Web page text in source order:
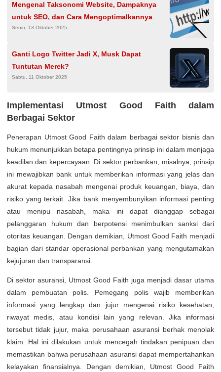
Mengenal Taksonomi Website, Dampaknya
untuk SEO, dan Cara Mengoptimalkannya
Senin, 13 Oktober 2025
Ganti Logo Twitter Jadi X, Musk Dapat
Tuntutan Merek?
Sabtu, 11 Oktober 2025
Implementasi Utmost Good Faith dalam
Berbagai Sektor
Penerapan Utmost Good Faith dalam berbagai sektor bisnis dan
hukum menunjukkan betapa pentingnya prinsip ini dalam menjaga
keadilan dan kepercayaan. Di sektor perbankan, misalnya, prinsip
ini mewajibkan bank untuk memberikan informasi yang jelas dan
akurat kepada nasabah mengenai produk keuangan, biaya, dan
risiko yang terkait. Jika bank menyembunyikan informasi penting
atau menipu nasabah, maka ini dapat dianggap sebagai
pelanggaran hukum dan berpotensi menimbulkan sanksi dari
otoritas keuangan. Dengan demikian, Utmost Good Faith menjadi
bagian dari standar operasional perbankan yang mengutamakan
kejujuran dan transparansi.
Di sektor asuransi, Utmost Good Faith juga menjadi dasar utama
dalam pembuatan polis. Pemegang polis wajib memberikan
informasi yang lengkap dan jujur mengenai risiko kesehatan,
riwayat medis, atau kondisi lain yang relevan. Jika informasi
tersebut tidak jujur, maka perusahaan asuransi berhak menolak
klaim. Hal ini dilakukan untuk mencegah tindakan penipuan dan
memastikan bahwa perusahaan asuransi dapat mempertahankan
kelayakan finansialnya. Dengan demikian, Utmost Good Faith